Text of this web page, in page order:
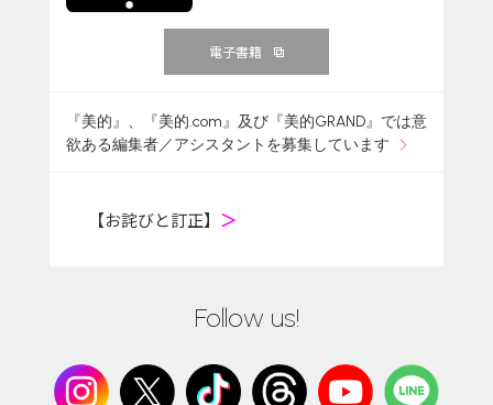
電子書籍
『美的』、『美的.com』及び『美的GRAND』では意
欲ある編集者／アシスタントを募集しています
【お詫びと訂正】 ＞
Follow us!